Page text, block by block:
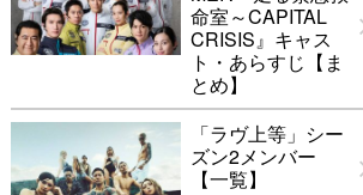
命室～CAPITAL
CRISIS』キャス
ト・あらすじ【ま
とめ】
「ラヴ上等」シー
ズン2メンバー
【一覧】